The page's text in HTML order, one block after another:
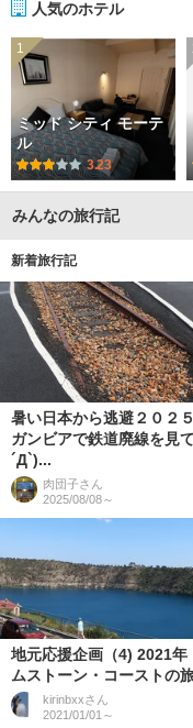
人気のホテル
1
ミッド シティ モーテ
ル
3.23
みんなの旅行記
新着旅行記
暑い日本から逃避２０２
ガンビアで鉄道廃線を見
´Д`)...
肉団子さん
2025/08/08～
地元応援企画（4) 2021年
ムストーン・コーストの
kirinbxxさん
2021/01/01～